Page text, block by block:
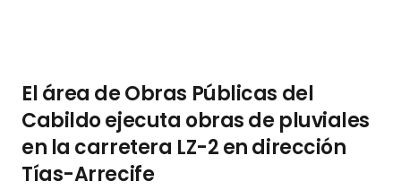
El área de Obras Públicas del
Cabildo ejecuta obras de pluviales
en la carretera LZ-2 en dirección
Tías-Arrecife